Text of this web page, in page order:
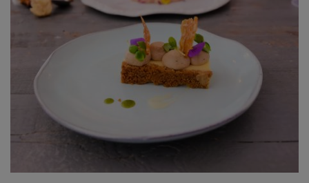
LIFESTYLE
CULTURE
0 ITEMS -0,00€